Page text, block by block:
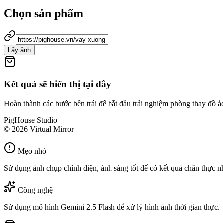
Chọn sản phẩm
Lấy ảnh
Kết quả sẽ hiển thị tại đây
Hoàn thành các bước bên trái để bắt đầu trải nghiệm phòng thay đồ
PigHouse Studio
© 2026 Virtual Mirror
Mẹo nhỏ
Sử dụng ảnh chụp chính diện, ánh sáng tốt để có kết quả chân thực
Công nghệ
Sử dụng mô hình Gemini 2.5 Flash để xử lý hình ảnh thời gian thực.